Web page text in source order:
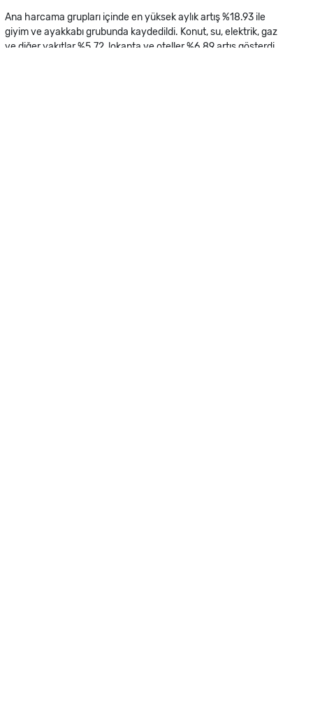
Ana harcama grupları içinde en yüksek aylık artış %18.93 ile
giyim ve ayakkabı grubunda kaydedildi. Konut, su, elektrik, gaz
ve diğer yakıtlar %5.72, lokanta ve oteller %6.89 artış gösterdi.